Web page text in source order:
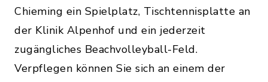
Chieming ein Spielplatz, Tischtennisplatte an
der Klinik Alpenhof und ein jederzeit
zugängliches Beachvolleyball-Feld.
Verpflegen können Sie sich an einem der